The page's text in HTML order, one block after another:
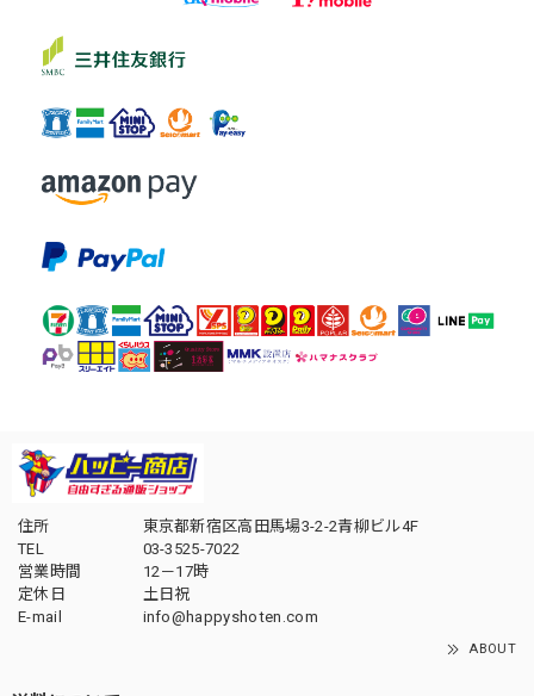
住所
東京都新宿区高田馬場3-2-2青柳ビル4F
TEL
03-3525-7022
営業時間
12－17時
定休日
土日祝
E-mail
info@happyshoten.com
ABOUT